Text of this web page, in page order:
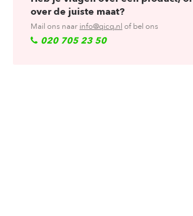
over de juiste maat?
Mail ons naar info@qicq.nl of bel ons
020 705 23 50